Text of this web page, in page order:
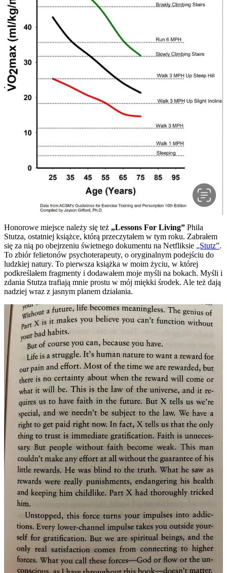
Honorowe miejsce należy się też „Lessons For Living” Phila
Stutza, ostatniej książce, którą przeczytałem w tym roku. Zabrałem
się za nią po obejrzeniu świetnego dokumentu na Netfliksie „Stutz”.
To zbiór felietonów psychoterapeuty, o oryginalnym podejściu do
ludzkiej natury. To pierwsza książka w moim życiu, w której
podkreślałem fragmenty i dodawałem moje myśli na bokach. Myśli i
zdania Stutza trafiają mnie prostu w mój miękki środek. Ale też dają
nadziej wraz z jasnym planem działania.